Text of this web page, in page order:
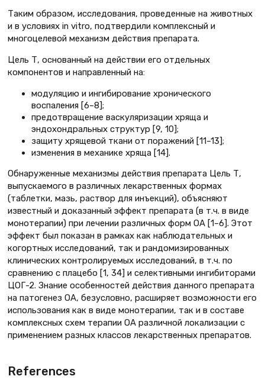
Таким образом, исследования, проведенные на животных
и в условиях in vitro, подтвердили комплексный и
многоцелевой механизм действия препарата.
Цель Т, основанный на действии его отдельных
компонентов и направленный на:
модуляцию и ингибирование хронического
воспаления [6–8];
предотвращение васкуляризации хряща и
эндохондральных структур [9, 10];
защиту хрящевой ткани от поражений [11–13];
изменения в механике хряща [14].
Обнаруженные механизмы действия препарата Цель Т,
выпускаемого в различных лекарственных формах
(таблетки, мазь, раствор для инъекций), объясняют
известный и доказанный эффект препарата (в т.ч. в виде
монотерапии) при лечении различных форм ОА [1–6]. Этот
эффект был показан в рамках как наблюдательных и
когортных исследований, так и рандомизированных
клинических контролируемых исследований, в т.ч. по
сравнению с плацебо [1, 34] и селективными ингибиторами
ЦОГ-2. Знание особенностей действия данного препарата
на патогенез ОА, безусловно, расширяет возможности его
использования как в виде монотерапии, так и в составе
комплексных схем терапии ОА различной локализации с
применением разных классов лекарственных препаратов.
References